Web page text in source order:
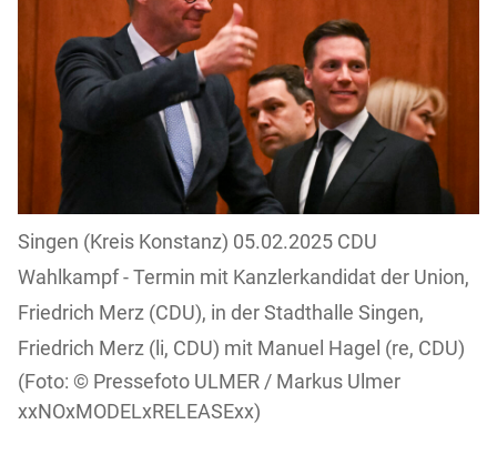
Singen (Kreis Konstanz) 05.02.2025 CDU
Wahlkampf - Termin mit Kanzlerkandidat der Union,
Friedrich Merz (CDU), in der Stadthalle Singen,
Friedrich Merz (li, CDU) mit Manuel Hagel (re, CDU)
Pressefoto ULMER / Markus Ulmer
xxNOxMODELxRELEASExx)